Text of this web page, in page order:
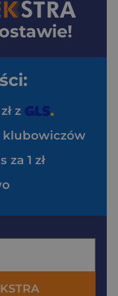
z
klubowiczów
za 1 zł